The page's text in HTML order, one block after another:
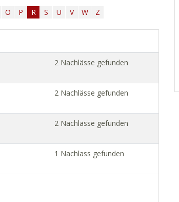
O P R S U V W Z
2 Nachlässe gefunden
2 Nachlässe gefunden
2 Nachlässe gefunden
1 Nachlass gefunden